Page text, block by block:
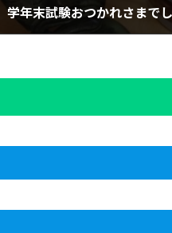
学年末試験おつかれさまで